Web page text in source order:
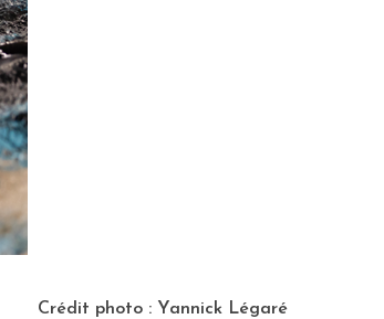
Crédit photo : Yannick Légaré